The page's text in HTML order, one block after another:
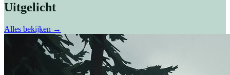
Uitgelicht
Alles bekijken →